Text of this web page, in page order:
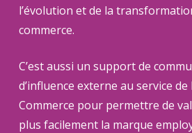
l’évolution et de la
commerce.
C’est aussi un support de
d’influence externe au service
Commerce pour permettre de
plus facilement la marque